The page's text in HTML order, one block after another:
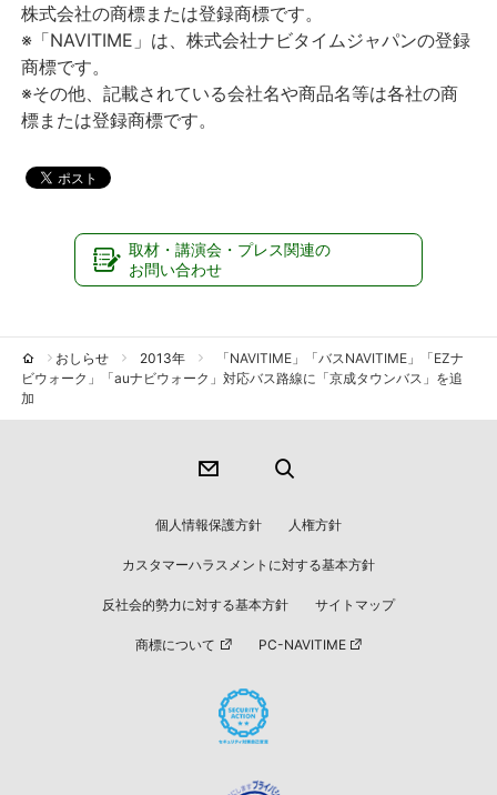
株式会社の商標または登録商標です。
※「NAVITIME」は、株式会社ナビタイムジャパンの登録
商標です。
※その他、記載されている会社名や商品名等は各社の商
標または登録商標です。
取材・講演会・プレス関連の
お問い合わせ
おしらせ 2013年
「NAVITIME」「バスNAVITIME」「EZナ
ビウォーク」「auナビウォーク」対応バス路線に「京成タウンバス」を追
加
個人情報保護方針 人権方針
カスタマーハラスメントに対する基本方針
反社会的勢力に対する基本方針 サイトマップ
商標について PC-NAVITIME